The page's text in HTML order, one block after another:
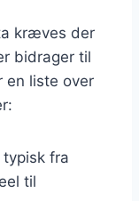
kræves der
bidrager til
en liste over
typisk fra
til